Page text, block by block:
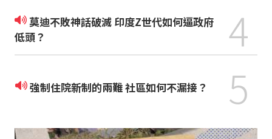
莫迪不敗神話破滅 印度Z世代如何逼政府
低頭？
4
強制住院新制的兩難 社區如何不漏接？ 5